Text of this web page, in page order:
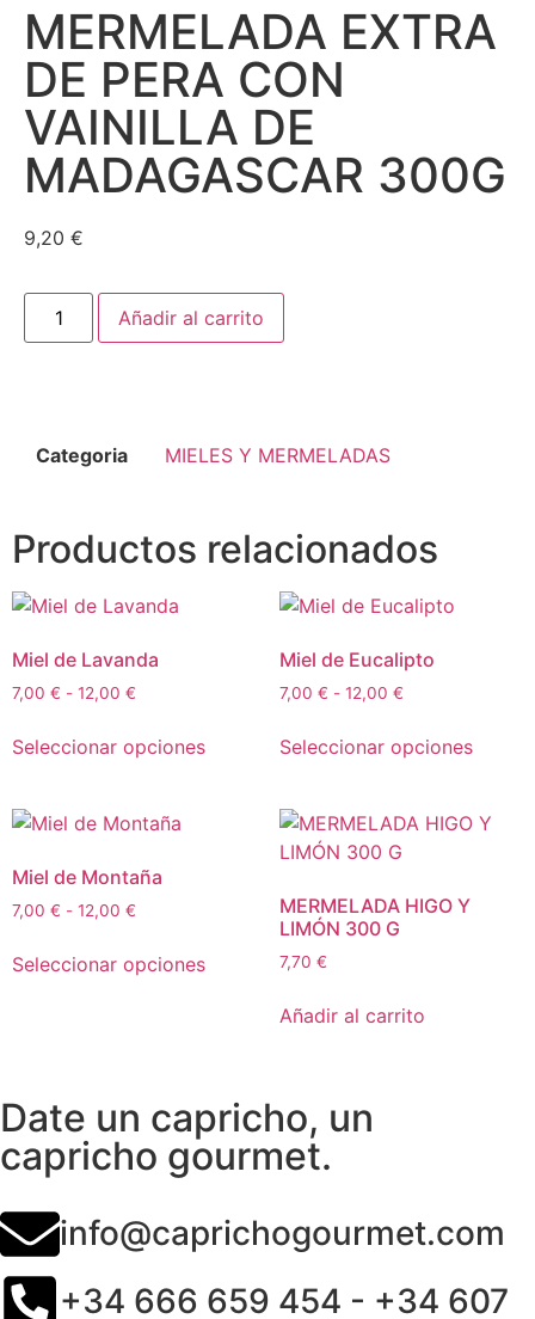
MERMELADA EXTRA
DE PERA CON
VAINILLA DE
MADAGASCAR 300G
9,20 €
Añadir al carrito
Categoria MIELES Y MERMELADAS
Productos relacionados
Miel de Lavanda
7,00 € - 12,00 €
Seleccionar opciones
Miel de Eucalipto
7,00 € - 12,00 €
Seleccionar opciones
Miel de Montaña
7,00 € - 12,00 €
Seleccionar opciones
MERMELADA HIGO Y
LIMÓN 300 G
7,70 €
Añadir al carrito
Date un capricho, un
capricho gourmet.
info@caprichogourmet.com
+34 666 659 454 - +34 607